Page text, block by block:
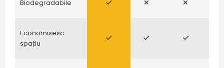
Biodegradabile
Economisesc
spațiu